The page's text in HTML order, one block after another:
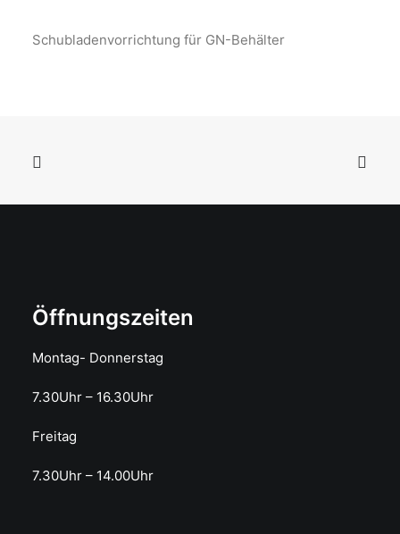
Schubladenvorrichtung für GN-Behälter
Öffnungszeiten
Montag- Donnerstag
7.30Uhr – 16.30Uhr
Freitag
7.30Uhr – 14.00Uhr